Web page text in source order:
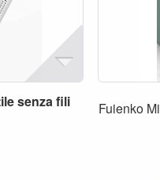
senzafili Fuienko